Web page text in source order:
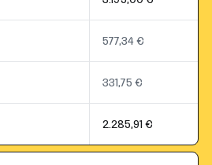
577,34 €
331,75 €
2.285,91 €